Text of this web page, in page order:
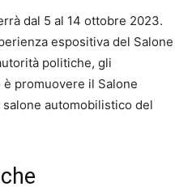
dal 5 al 14 ottobre 2023.
espositiva del Salone
politiche, gli
promuovere il Salone
salone automobilistico del